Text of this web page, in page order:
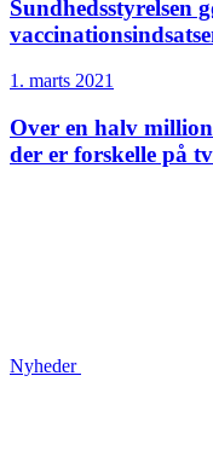
Sundheds­styrelsen
1. marts 2021
Over en halv
der er forskelle på
Nyheder